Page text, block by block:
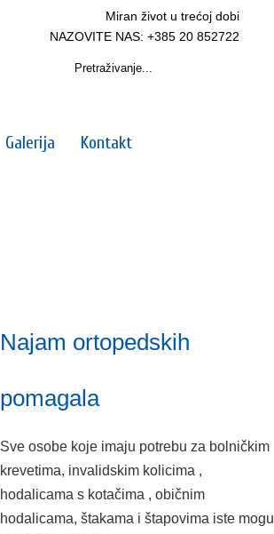
Miran život u trećoj dobi
NAZOVITE NAS: +385 20 852722
Galerija Kontakt
Najam ortopedskih
pomagala
Sve osobe koje imaju potrebu za bolničkim
krevetima, invalidskim kolicima ,
hodalicama s kotačima , običnim
hodalicama, štakama i štapovima iste mogu